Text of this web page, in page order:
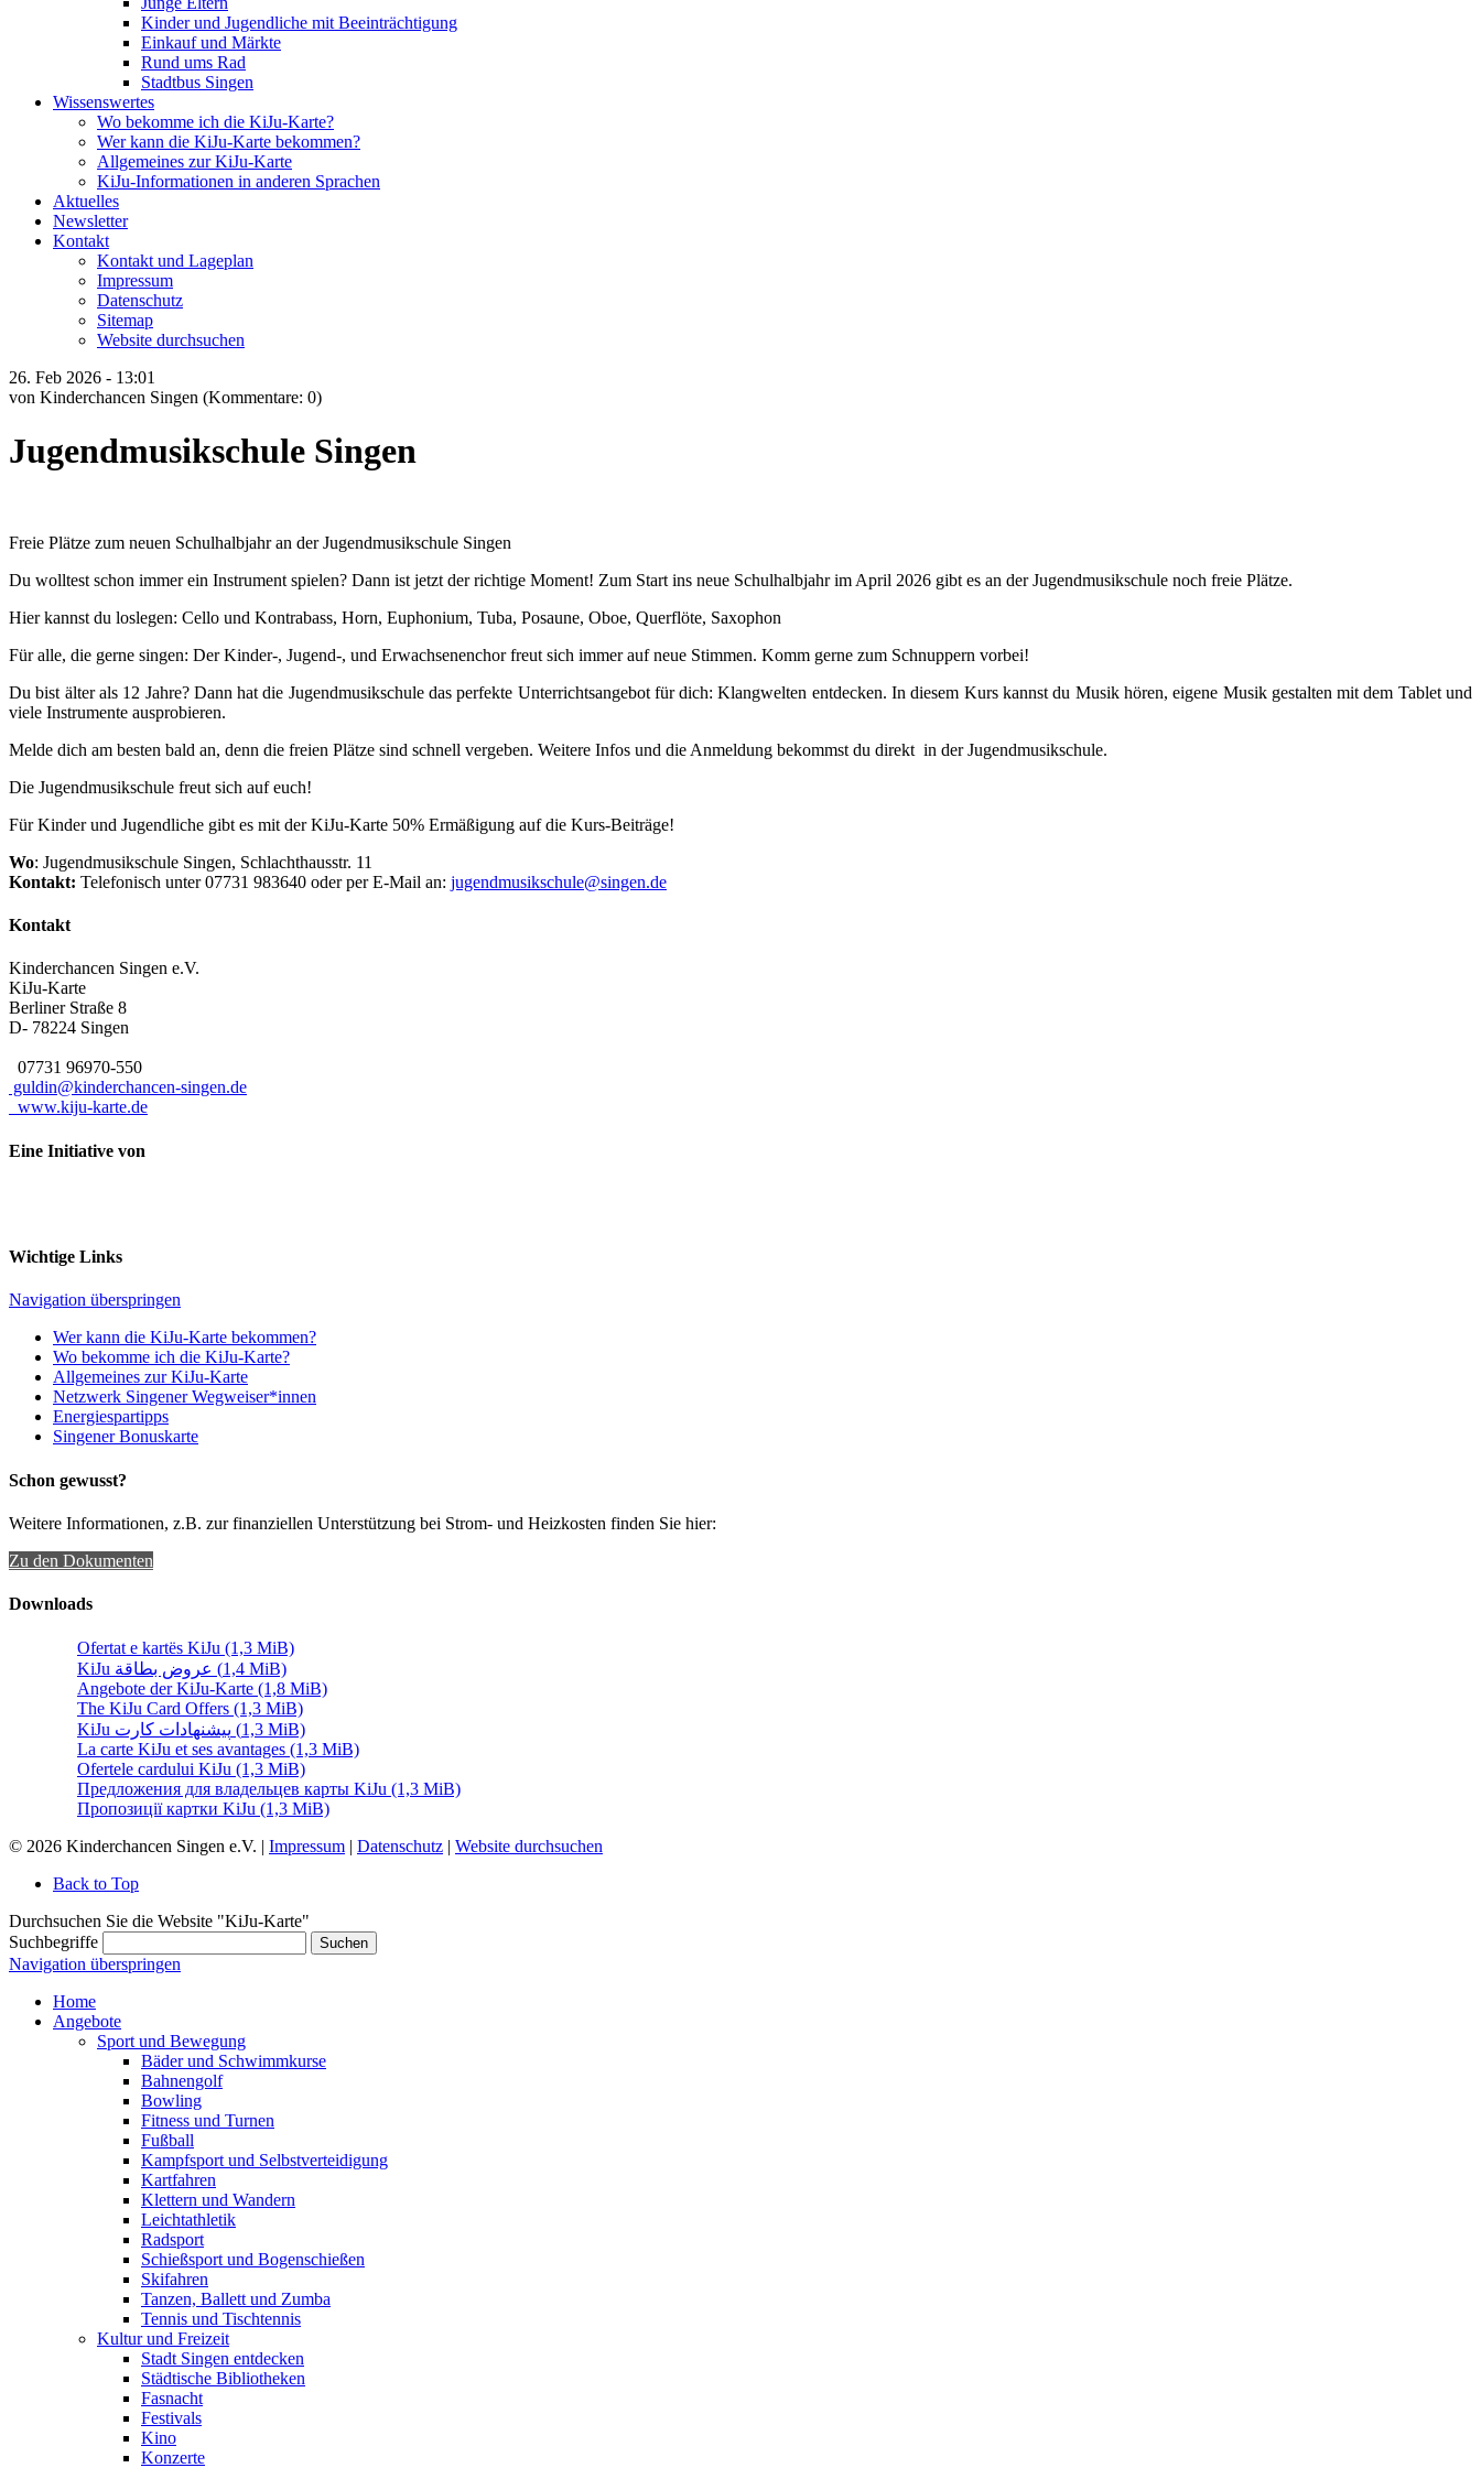
Kinder und Jugendliche mit Beeinträchtigung
Einkauf und Märkte
Rund ums Rad
Stadtbus Singen
Wissenswertes
Wo bekomme ich die KiJu-Karte?
Wer kann die KiJu-Karte bekommen?
Allgemeines zur KiJu-Karte
KiJu-Informationen in anderen Sprachen
Aktuelles
Newsletter
Kontakt
Kontakt und Lageplan
Impressum
Datenschutz
Sitemap
Website durchsuchen
26. Feb 2026 - 13:01
von Kinderchancen Singen (Kommentare: 0)
Jugendmusikschule Singen
Freie Plätze zum neuen Schulhalbjahr an der Jugendmusikschule Singen
Du wolltest schon immer ein Instrument spielen? Dann ist jetzt der richtige Moment! Zum Start ins neue Schulhalbjahr im April 2026 gibt es an der Jugendmusikschule noch freie Plätze.
Hier kannst du loslegen: Cello und Kontrabass, Horn, Euphonium, Tuba, Posaune, Oboe, Querflöte, Saxophon
Für alle, die gerne singen: Der Kinder-, Jugend-, und Erwachsenenchor freut sich immer auf neue Stimmen. Komm gerne zum Schnuppern vorbei!
Du bist älter als 12 Jahre? Dann hat die Jugendmusikschule das perfekte Unterrichtsangebot für dich: Klangwelten entdecken. In diesem Kurs kannst du Musik hören, eigene Musik gestalten mit dem Tablet und
viele Instrumente ausprobieren.
Melde dich am besten bald an, denn die freien Plätze sind schnell vergeben. Weitere Infos und die Anmeldung bekommst du direkt in der Jugendmusikschule.
Die Jugendmusikschule freut sich auf euch!
Für Kinder und Jugendliche gibt es mit der KiJu-Karte 50% Ermäßigung auf die Kurs-Beiträge!
Wo: Jugendmusikschule Singen, Schlachthausstr. 11
Kontakt: Telefonisch unter 07731 983640 oder per E-Mail an: jugendmusikschule@singen.de
Kontakt
Kinderchancen Singen e.V.
KiJu-Karte
Berliner Straße 8
D- 78224 Singen
07731 96970-550
guldin@kinderchancen-singen.de
www.kiju-karte.de
Eine Initiative von
Wichtige Links
Navigation überspringen
Wer kann die KiJu-Karte bekommen?
Wo bekomme ich die KiJu-Karte?
Allgemeines zur KiJu-Karte
Netzwerk Singener Wegweiser*innen
Energiespartipps
Singener Bonuskarte
Schon gewusst?
Weitere Informationen, z.B. zur finanziellen Unterstützung bei Strom- und Heizkosten finden Sie hier:
Zu den Dokumenten
Downloads
Ofertat e kartës KiJu (1,3 MiB)
(1,4 MiB)
Angebote der KiJu-Karte (1,8 MiB)
The KiJu Card Offers (1,3 MiB)
(1,3 MiB)
La carte KiJu et ses avantages (1,3 MiB)
Ofertele cardului KiJu (1,3 MiB)
Предложения для владельцев карты KiJu (1,3 MiB)
Пропозиції картки KiJu (1,3 MiB)
© 2026 Kinderchancen Singen e.V. | Impressum | Datenschutz | Website durchsuchen
Back to Top
Durchsuchen Sie die Website "KiJu-Karte"
Suchbegriffe
Suchen
Navigation überspringen
Home
Angebote
Sport und Bewegung
Bäder und Schwimmkurse
Bahnengolf
Bowling
Fitness und Turnen
Fußball
Kampfsport und Selbstverteidigung
Kartfahren
Klettern und Wandern
Leichtathletik
Radsport
Schießsport und Bogenschießen
Skifahren
Tanzen, Ballett und Zumba
Tennis und Tischtennis
Kultur und Freizeit
Stadt Singen entdecken
Städtische Bibliotheken
Fasnacht
Festivals
Kino
Konzerte